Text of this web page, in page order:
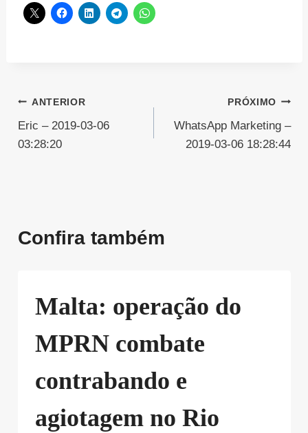
Navegação
de
ANTERIOR
Eric – 2019-03-06
03:28:20
PRÓXIMO
WhatsApp Marketing –
2019-03-06 18:28:44
Confira também
Malta: operação do
MPRN combate
contrabando e
agiotagem no Rio